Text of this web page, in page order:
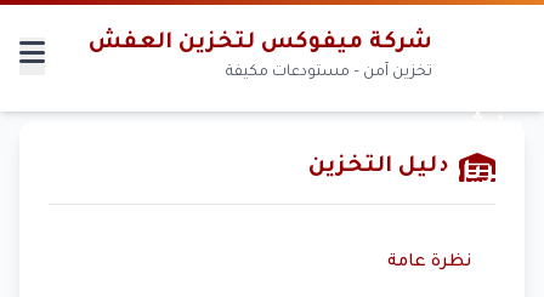
شركة ميفوكس لتخزين العفش
تخزين آمن – مستودعات مكيفة
دليل التخزين
نظرة عامة